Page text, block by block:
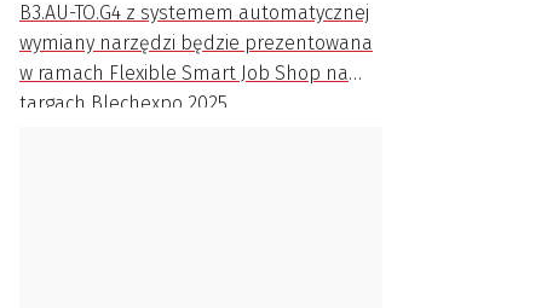
B3.AU-TO.G4 z systemem automatycznej
wymiany narzędzi będzie prezentowana
w ramach Flexible Smart Job Shop na
targach Blechexpo 2025.